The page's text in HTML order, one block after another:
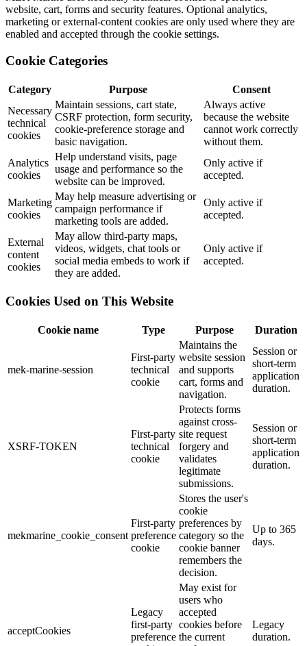
website, cart, forms and security features. Optional analytics,
marketing or external-content cookies are only used where they are
enabled and accepted through the cookie settings.
Cookie Categories
Category Purpose
Consent
Necessary
technical
cookies
Maintain sessions, cart state,
CSRF protection, form security,
cookie-preference storage and
basic navigation.
Always active
because the website
cannot work correctly
without them.
Analytics
cookies
Help understand visits, page
usage and performance so the
website can be improved.
Only active if
accepted.
Marketing
cookies
May help measure advertising or
campaign performance if
marketing tools are added.
Only active if
accepted.
External
content
cookies
May allow third-party maps,
videos, widgets, chat tools or
social media embeds to work if
they are added.
Only active if
accepted.
Cookies Used on This Website
Cookie name Type Purpose Duration
mek-marine-session
First-party
technical
cookie
Maintains the
website session
and supports
cart, forms and
navigation.
Session or
short-term
application
duration.
XSRF-TOKEN
First-party
technical
cookie
Protects forms
against cross-
site request
forgery and
validates
legitimate
submissions.
Session or
short-term
application
duration.
mekmarine_cookie_consent
First-party
preference
cookie
Stores the user's
cookie
preferences by
category so the
cookie banner
remembers the
decision.
Up to 365
days.
acceptCookies
Legacy
first-party
preference
May exist for
users who
accepted
cookies before
the current
Legacy
duration.